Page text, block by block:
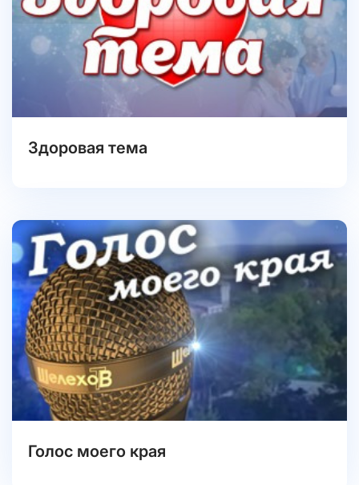
Здоровая тема
Голос моего края